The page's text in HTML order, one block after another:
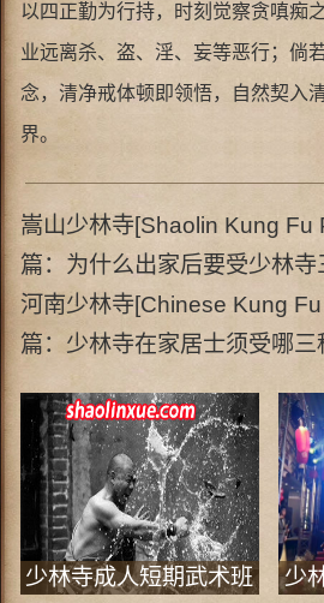
以四正勤为行持，时刻觉察贪嗔痴
业远离杀、盗、淫、妄等恶行；倘
念，清净戒体顿即领悟，自然契入
界。
嵩山少林寺[Shaolin Kung Fu
篇： 为什么出家后要受少林寺
河南少林寺[Chinese Kung
篇： 少林寺在家居士须受哪三
少林寺成人短期武术班 少